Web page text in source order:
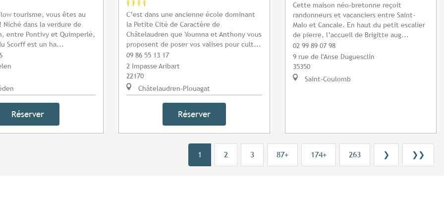
tourisme, vous êtes au
dans la verdure de
entre Pontivy et Quimperlé,
Scorff est un ha...
Réserver
C’est dans une ancienne école dominant
la Petite Cité de Caractère de
Châtelaudren que Youmna et Anthony vous
proposent de poser vos valises pour cult...
09 86 55 13 17
2 Impasse Aribart
22170
Châtelaudren-Plouagat
Réserver
Cette maison néo-bretonne reçoit
randonneurs et vacanciers entre Saint-
Malo et Cancale. En haut du petit escalier
de pierre, l’accueil de Brigitte aug...
02 99 89 07 98
9 rue de l'Anse Duguesclin
35350
Saint-Coulomb
1 2 3 87+ 174+ 263 ❯ ❯❯